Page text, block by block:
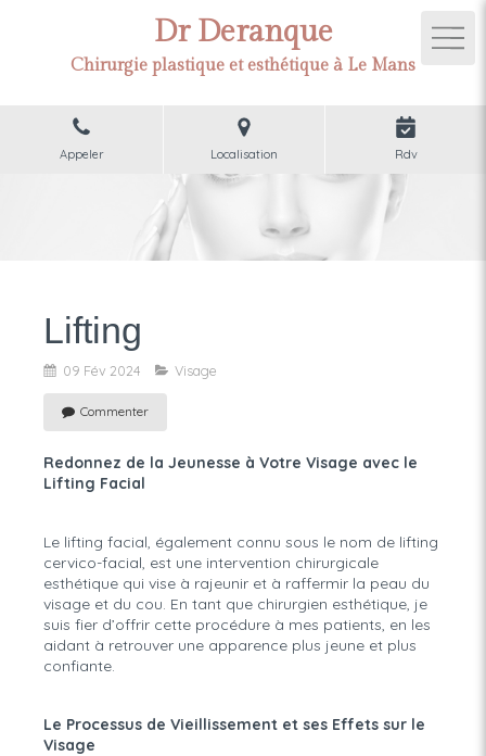
Dr Deranque
Chirurgie plastique et esthétique à Le Mans
Appeler Localisation Rdv
Lifting
09 Fév 2024 Visage
Commenter
Redonnez de la Jeunesse à Votre Visage avec le
Lifting Facial
Le lifting facial, également connu sous le nom de lifting
cervico-facial, est une intervention chirurgicale
esthétique qui vise à rajeunir et à raffermir la peau du
visage et du cou. En tant que chirurgien esthétique, je
suis fier d’offrir cette procédure à mes patients, en les
aidant à retrouver une apparence plus jeune et plus
confiante.
Le Processus de Vieillissement et ses Effets sur le
Visage